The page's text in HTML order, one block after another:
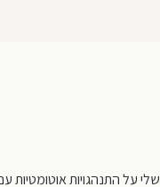
שלי על התנהגויות